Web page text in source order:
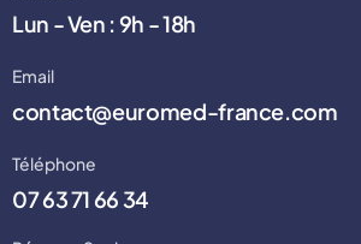
Lun - Ven : 9h - 18h
Email
contact@euromed-france.com
Téléphone
07 63 71 66 34